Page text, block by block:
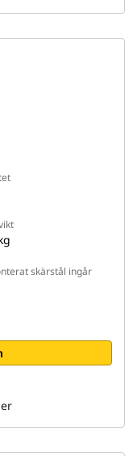
skärstål ingår